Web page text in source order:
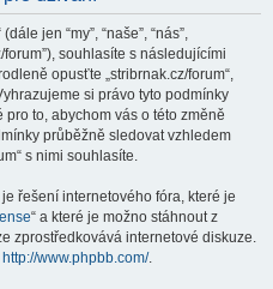
jen “my”, “naše”, “nás”,
forum”), souhlasíte s následujícími
opusťte „stribrnak.cz/forum“,
si právo tyto podmínky
to, abychom vás o této změně
průběžně sledovat vzhledem
s nimi souhlasíte.
řešení internetového fóra, které je
“ a které je možno stáhnout z
zprostředkovává internetové diskuze.
http://www.phpbb.com/.